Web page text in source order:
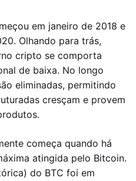
em janeiro de 2018 e
Olhando para trás,
cripto se comporta
de baixa. No longo
eliminadas, permitindo
cresçam e provem
começa quando há
atingida pelo Bitcoin.
do BTC foi em